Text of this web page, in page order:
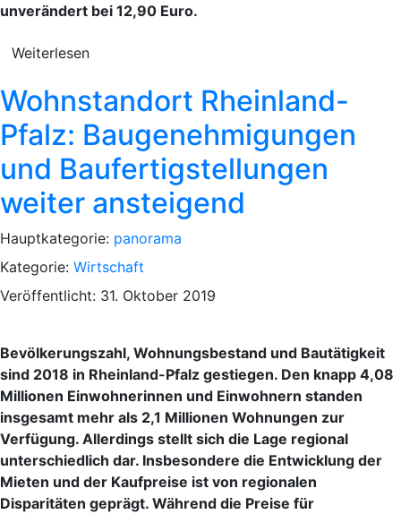
unverändert bei 12,90 Euro.
Weiterlesen
Wohnstandort Rheinland-
Pfalz: Baugenehmigungen
und Baufertigstellungen
weiter ansteigend
Hauptkategorie: panorama
Kategorie: Wirtschaft
Veröffentlicht: 31. Oktober 2019
Bevölkerungszahl, Wohnungsbestand und Bautätigkeit
sind 2018 in Rheinland-Pfalz gestiegen. Den knapp 4,08
Millionen Einwohnerinnen und Einwohnern standen
insgesamt mehr als 2,1 Millionen Wohnungen zur
Verfügung. Allerdings stellt sich die Lage regional
unterschiedlich dar. Insbesondere die Entwicklung der
Mieten und der Kaufpreise ist von regionalen
Disparitäten geprägt. Während die Preise für